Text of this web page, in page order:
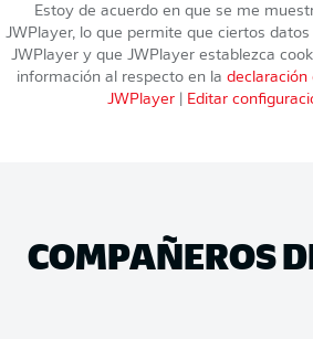
Estoy de acuerdo en que se me
JWPlayer, lo que permite que ciertos
JWPlayer y que JWPlayer establezca
información al respecto en la declaración
JWPlayer| Editar
COMPAÑEROS